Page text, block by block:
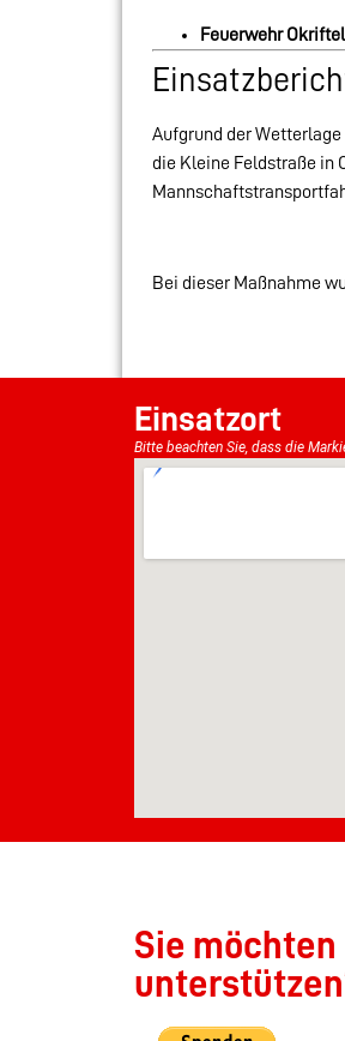
Feuerwehr
Aufgrund der
die Kleine Feldstraße in
Bei dieser Maßnahme
Einsatzort
Bitte beachten Sie, dass die
Sie